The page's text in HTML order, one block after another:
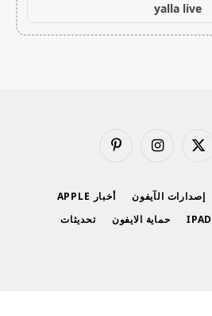
yalla live
X
الانستغرامبينتيريست
إصدارات الآيفون
أخبار APPLE
IPAD حماية الايفون تحديثات